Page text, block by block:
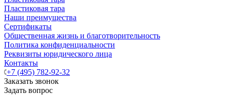
Пластиковая тара
Наши преимущества
Сертификаты
Общественная жизнь и благотворительность
Политика конфиденциальности
Реквизиты юридического лица
Контакты
+7 (495) 782-92-32
Заказать звонок
Задать вопрос